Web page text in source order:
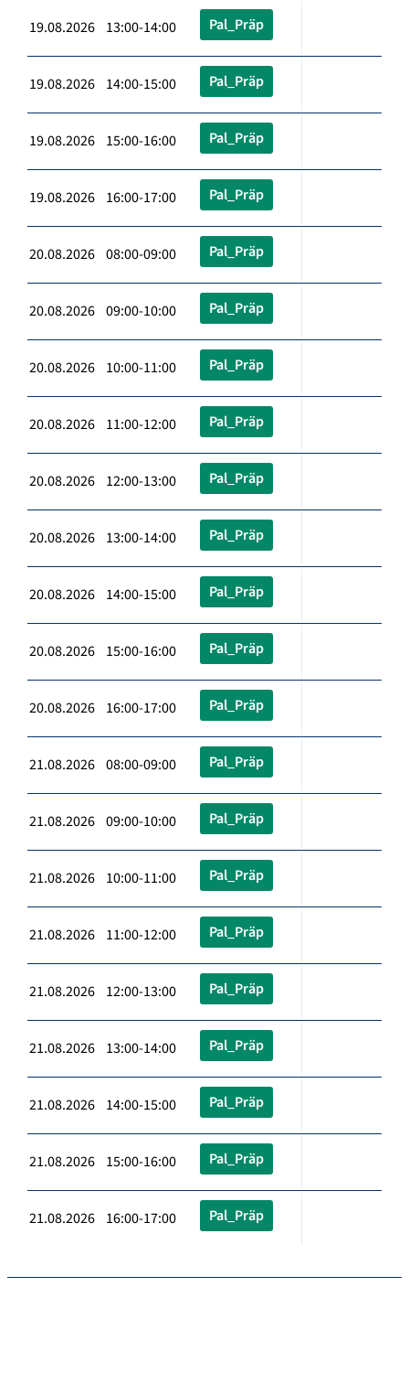
19.08.2026 13:00-14:00 Pal_Präp
19.08.2026 14:00-15:00 Pal_Präp
19.08.2026 15:00-16:00 Pal_Präp
19.08.2026 16:00-17:00 Pal_Präp
20.08.2026 08:00-09:00 Pal_Präp
20.08.2026 09:00-10:00 Pal_Präp
20.08.2026 10:00-11:00 Pal_Präp
20.08.2026 11:00-12:00 Pal_Präp
20.08.2026 12:00-13:00 Pal_Präp
20.08.2026 13:00-14:00 Pal_Präp
20.08.2026 14:00-15:00 Pal_Präp
20.08.2026 15:00-16:00 Pal_Präp
20.08.2026 16:00-17:00 Pal_Präp
21.08.2026 08:00-09:00 Pal_Präp
21.08.2026 09:00-10:00 Pal_Präp
21.08.2026 10:00-11:00 Pal_Präp
21.08.2026 11:00-12:00 Pal_Präp
21.08.2026 12:00-13:00 Pal_Präp
21.08.2026 13:00-14:00 Pal_Präp
21.08.2026 14:00-15:00 Pal_Präp
21.08.2026 15:00-16:00 Pal_Präp
21.08.2026 16:00-17:00 Pal_Präp